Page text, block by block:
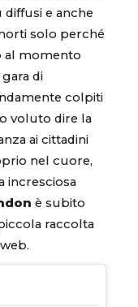
e anche
solo perché
al momento
di
colpiti
voluto dire la
ai cittadini
nel cuore,
incresciosa
è subito
raccolta